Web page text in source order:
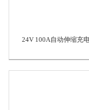
24V 100A自动伸缩充